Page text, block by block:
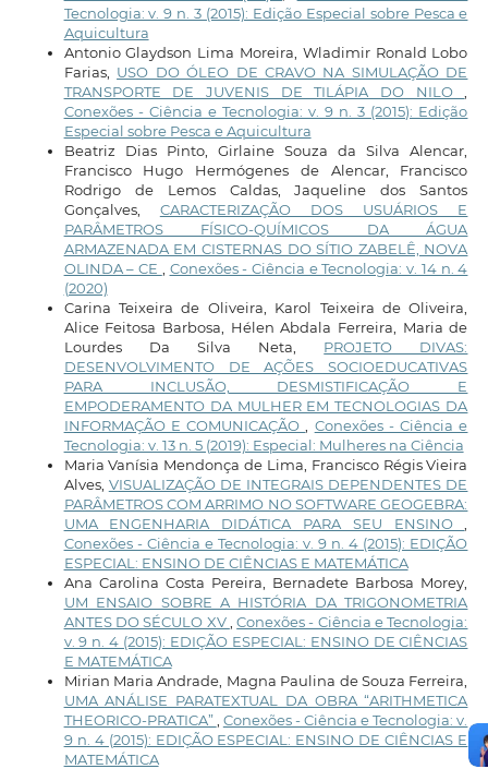
Tecnologia: v. 9 n. 3 (2015): Edição Especial sobre Pesca e
Aquicultura
Antonio Glaydson Lima Moreira, Wladimir Ronald Lobo
Farias, USO DO ÓLEO DE CRAVO NA SIMULAÇÃO DE
TRANSPORTE DE JUVENIS DE TILÁPIA DO NILO
Conexões - Ciência e Tecnologia: v. 9 n. 3 (2015): Edição
Especial sobre Pesca e Aquicultura
Beatriz Dias Pinto, Girlaine Souza da Silva Alencar,
Francisco Hugo Hermógenes de Alencar, Francisco
Rodrigo de Lemos Caldas, Jaqueline dos Santos
Gonçalves, CARACTERIZAÇÃO DOS USUÁRIOS E
PARÂMETROS FÍSICO-QUÍMICOS DA ÁGUA
ARMAZENADA EM CISTERNAS DO SÍTIO ZABELÊ, NOVA
OLINDA – CE
Conexões - Ciência e Tecnologia: v. 14 n. 4
(2020)
Carina Teixeira de Oliveira, Karol Teixeira de Oliveira,
Alice Feitosa Barbosa, Hélen Abdala Ferreira, Maria de
Lourdes Da Silva Neta, PROJETO DIVAS:
DESENVOLVIMENTO DE AÇÕES SOCIOEDUCATIVAS
PARA INCLUSÃO, DESMISTIFICAÇÃO E
EMPODERAMENTO DA MULHER EM TECNOLOGIAS DA
INFORMAÇÃO E COMUNICAÇÃO
Conexões - Ciência e
Tecnologia: v. 13 n. 5 (2019): Especial: Mulheres na Ciência
Maria Vanísia Mendonça de Lima, Francisco Régis Vieira
Alves, VISUALIZAÇÃO DE INTEGRAIS DEPENDENTES DE
PARÂMETROS COM ARRIMO NO SOFTWARE GEOGEBRA:
UMA ENGENHARIA DIDÁTICA PARA SEU ENSINO
Conexões - Ciência e Tecnologia: v. 9 n. 4 (2015): EDIÇÃO
ESPECIAL: ENSINO DE CIÊNCIAS E MATEMÁTICA
Ana Carolina Costa Pereira, Bernadete Barbosa Morey,
UM ENSAIO SOBRE A HISTÓRIA DA TRIGONOMETRIA
ANTES DO SÉCULO XV ,Conexões - Ciência e Tecnologia:
v. 9 n. 4 (2015): EDIÇÃO ESPECIAL: ENSINO DE CIÊNCIAS
E MATEMÁTICA
Mirian Maria Andrade, Magna Paulina de Souza Ferreira,
UMA ANÁLISE PARATEXTUAL DA OBRA “ARITHMETICA
THEORICO-PRATICA” Conexões - Ciência e Tecnologia: v.
9 n. 4 (2015): EDIÇÃO ESPECIAL: ENSINO DE CIÊNCIAS E
MATEMÁTICA